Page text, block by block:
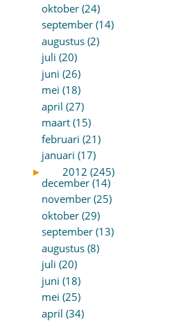
oktober (24)
september (14)
augustus (2)
juli (20)
juni (26)
mei (18)
april (27)
maart (15)
februari (21)
januari (17)
►
2012 (245)
december (14)
november (25)
oktober (29)
september (13)
augustus (8)
juli (20)
juni (18)
mei (25)
april (34)